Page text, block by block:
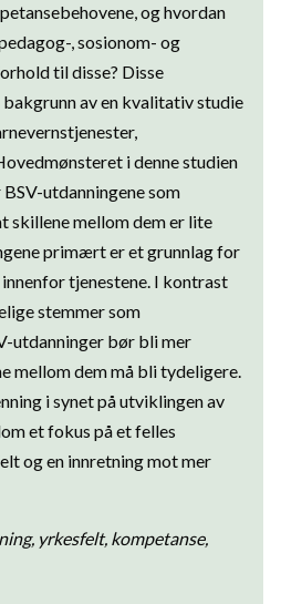
og hvordan
, sosionom- og
til disse? Disse
av en kvalitativ studie
i denne studien
utdanningene som
skillene mellom dem er lite
primært er et grunnlag for
tjenestene. I kontrast
stemmer som
utdanninger bør bli mer
mellom dem må bli tydeligere.
i synet på utviklingen av
et fokus på et felles
og en innretning mot mer
yrkesfelt, kompetanse,